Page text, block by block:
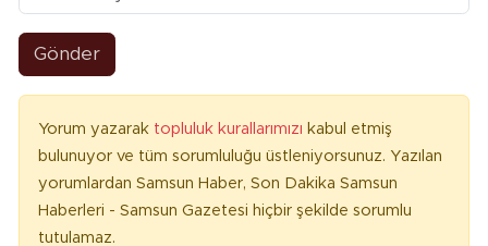
Gönder
Yorum yazarak topluluk kurallarımızı kabul etmiş
bulunuyor ve tüm sorumluluğu üstleniyorsunuz. Yazılan
yorumlardan Samsun Haber, Son Dakika Samsun
Haberleri - Samsun Gazetesi hiçbir şekilde sorumlu
tutulamaz.